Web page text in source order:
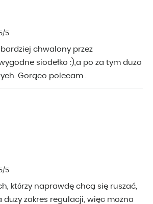
5
chwalony przez
siodełko :),a po za tym dużo
Gorąco polecam .
5
którzy naprawdę chcą się ruszać,
duży zakres regulacji, więc można